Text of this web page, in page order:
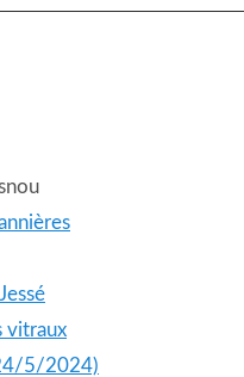
vitraux
5/2024)